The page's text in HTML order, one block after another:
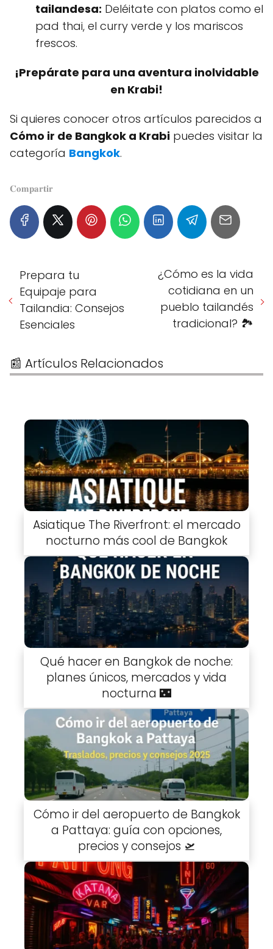
tailandesa: Deléitate con platos como el
pad thai, el curry verde y los mariscos
frescos.
¡Prepárate para una aventura inolvidable
en Krabi!
Si quieres conocer otros artículos parecidos a
Cómo ir de Bangkok a Krabi puedes visitar la
categoría Bangkok.
𝐂𝐨𝐦𝐩𝐚𝐫𝐭𝐢𝐫
Prepara tu
Equipaje para
Tailandia: Consejos
Esenciales
¿Cómo es la vida
cotidiana en un
pueblo tailandés
tradicional? 🏞️
📰 Artículos Relacionados
Asiatique The Riverfront: el mercado
nocturno más cool de Bangkok
Qué hacer en Bangkok de noche:
planes únicos, mercados y vida
nocturna 🌃
Cómo ir del aeropuerto de Bangkok
a Pattaya: guía con opciones,
precios y consejos 🛫